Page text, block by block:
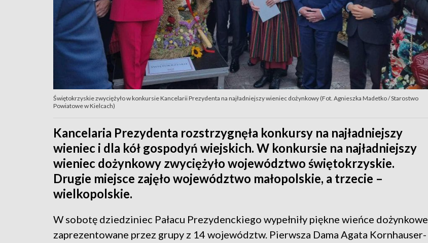
Świętokrzyskie zwyciężyło w konkursie Kancelarii Prezydenta na najładniejszy wieniec dożynkowy (Fot. Agnieszka Madetko / Starostwo
Powiatowe w Kielcach)
Kancelaria Prezydenta rozstrzygnęła konkursy na najładniejszy
wieniec i dla kół gospodyń wiejskich. W konkursie na najładniejszy
wieniec dożynkowy zwyciężyło województwo świętokrzyskie.
Drugie miejsce zajęło województwo małopolskie, a trzecie –
wielkopolskie.
W sobotę dziedziniec Pałacu Prezydenckiego wypełniły piękne wieńce dożynkowe
zaprezentowane przez grupy z 14 województw. Pierwsza Dama Agata Kornhauser-